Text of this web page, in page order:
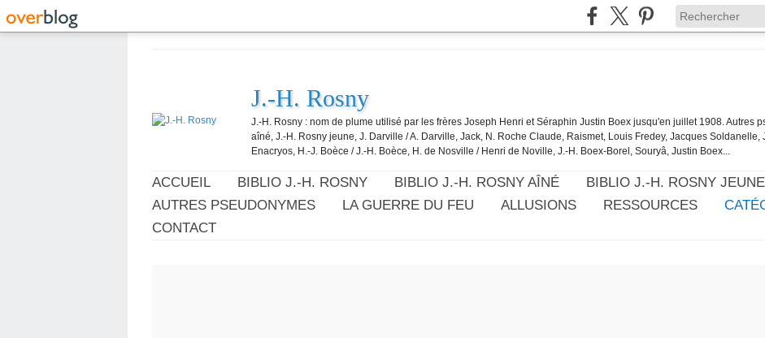
J.-H. Rosny
J.-H. Rosny : nom de plume utilisé par les frères Joseph Henri et Séraphin Justin Boex jusqu'en juillet 1908. Autres
aîné, J.-H. Rosny jeune, J. Darville / A. Darville, Jack, N. Roche Claude, Raismet, Louis Fredey, Jacques Soldanelle,
Enacryos, H.-J. Boèce / J.-H. Boèce, H. de Nosville / Henri de Noville, J.-H. Boex-Borel, Souryâ, Justin Boex...
ACCUEIL BIBLIO J.-H. ROSNY BIBLIO J.-H. ROSNY AÎNÉ
BIBLIO J.-H. ROSNY JEUNE
AUTRES PSEUDONYMES
LA GUERRE DU FEU ALLUSIONS RESSOURCES
CONTACT